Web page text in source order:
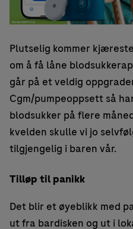
Plutselig kommer
om å få låne
går på et veldig
Cgm/pumpeoppsett så
blodsukker på flere
kvelden skulle vi jo
tilgjengelig i baren vår.
Tilløp til panikk
Det blir et øyeblikk med
ut fra bardisken og ut i